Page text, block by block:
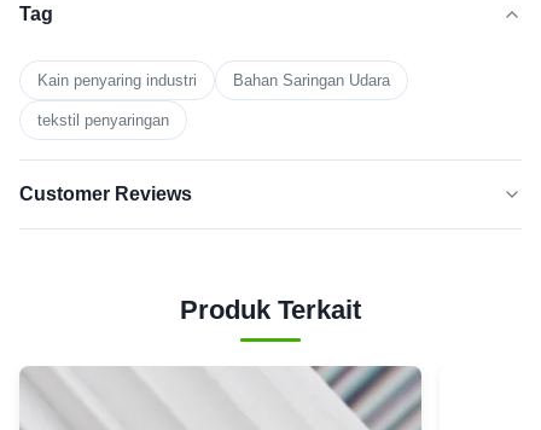
Tag
Kain penyaring industri Bahan Saringan Udara
tekstil penyaringan
Customer Reviews
BINTANG
Produk Terkait